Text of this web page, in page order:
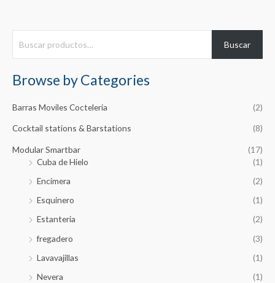
c
a
o
Buscar
Browse by Categories
Barras Moviles Cocteleria (2)
Cocktail stations & Barstations (8)
Modular Smartbar
(17)
Cuba de Hielo
(1)
Encimera
(2)
Esquinero
(1)
Estanteria
(2)
fregadero
(3)
Lavavajillas
(1)
Nevera
(1)